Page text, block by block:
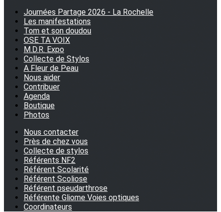
Journées Partage 2026 - La Rochelle
Les manifestations
Tom et son doudou
OSE TA VOIX
M.D.R. Expo
Collecte de Stylos
A Fleur de Peau
Nous aider
Contribuer
Agenda
Boutique
Photos
Nous contacter
Près de chez vous
Collecte de stylos
Référents NF2
Référent Scolarité
Référent Scoliose
Référent pseudarthrose
Référente Gliome Voies optiques
Coordinateurs